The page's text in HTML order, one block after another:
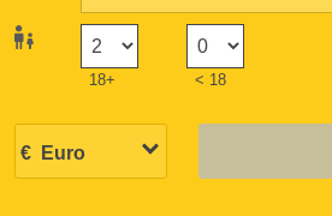
18+ < 18